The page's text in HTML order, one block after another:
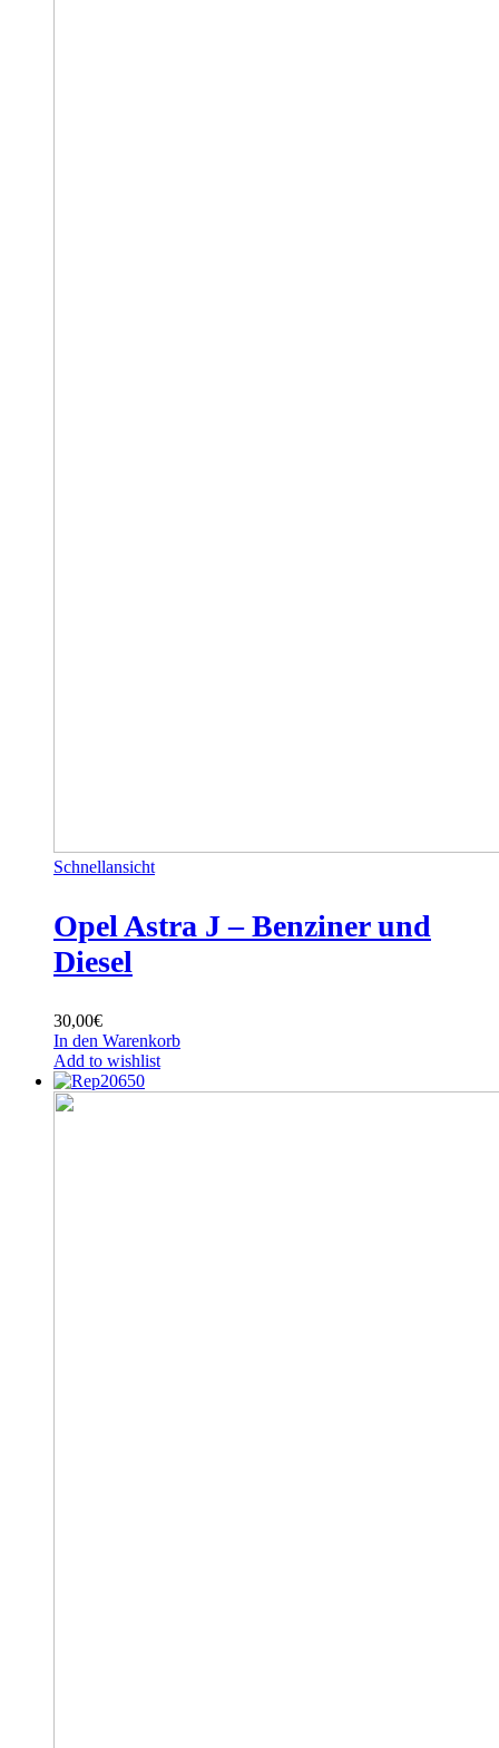
Schnellansicht
Opel Astra J – Benziner und
Diesel
30,00€
In den Warenkorb
Add to wishlist